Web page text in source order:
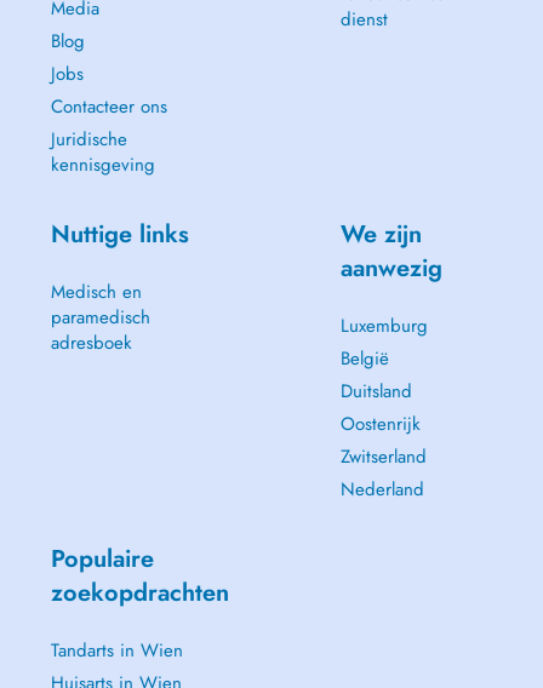
Media
Blog
Jobs
Contacteer ons
Juridische
kennisgeving
dienst
Nuttige links
Medisch en
paramedisch
adresboek
We zijn
aanwezig
Luxemburg
België
Duitsland
Oostenrijk
Zwitserland
Nederland
Populaire
zoekopdrachten
Tandarts in Wien